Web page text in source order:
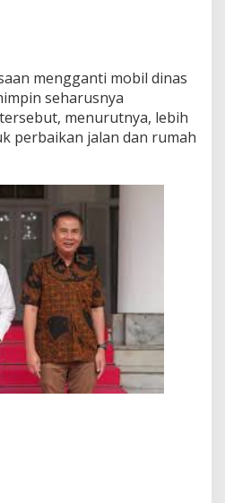
mengganti mobil dinas
seharusnya
menurutnya, lebih
perbaikan jalan dan rumah